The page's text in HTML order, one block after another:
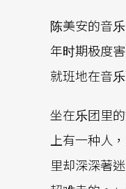
陈美安的音
年时期极度
就班地在音
坐在乐团里
上有一种人
里却深深著